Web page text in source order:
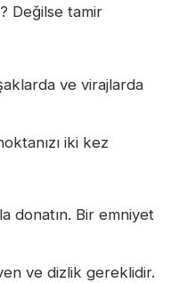
Değilse tamir
ve virajlarda
iki kez
donatın. Bir emniyet
ve dizlik gereklidir.